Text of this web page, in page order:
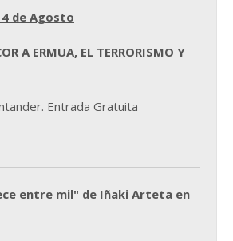
4 de Agosto
A ERMUA, EL TERRORISMO Y
Entrada Gratuita
entre mil" de Iñaki Arteta en